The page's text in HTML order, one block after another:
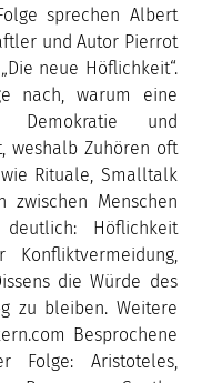
sprechen Albert
und Autor Pierrot
neue Höflichkeit“.
nach, warum eine
Demokratie und
weshalb Zuhören oft
Rituale, Smalltalk
zwischen Menschen
Höflichkeit
die Würde des
zu bleiben. Weitere
Besprochene
Folge: Aristoteles,